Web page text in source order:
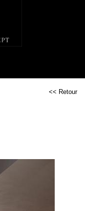
<< Retour